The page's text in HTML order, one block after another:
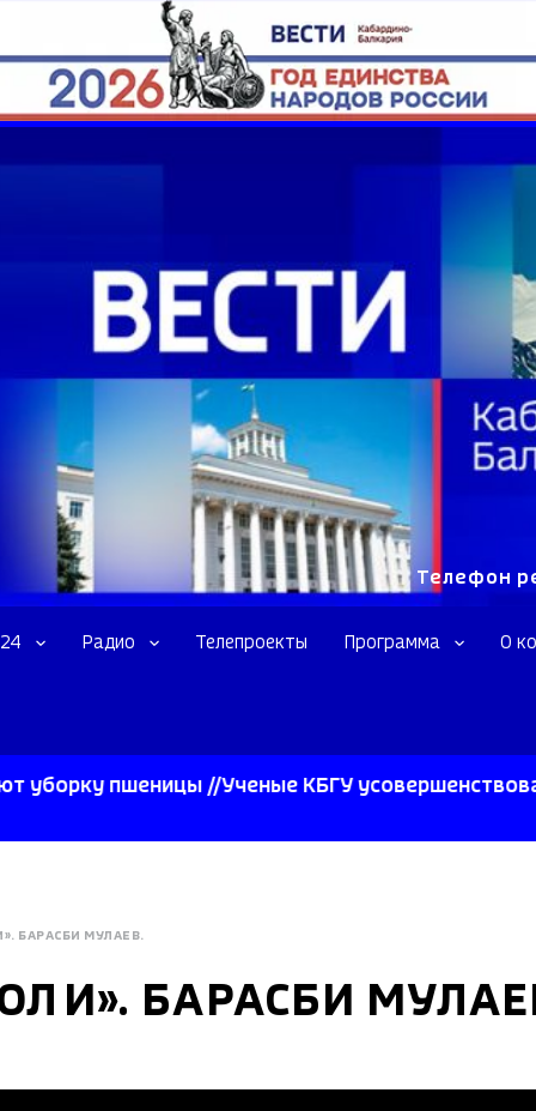
Телефон
Радио Телепроекты Программа О
пшеницы //Ученые КБГУ усовершенствовали
БАРАСБИ МУЛАЕВ.
БАРАСБИ